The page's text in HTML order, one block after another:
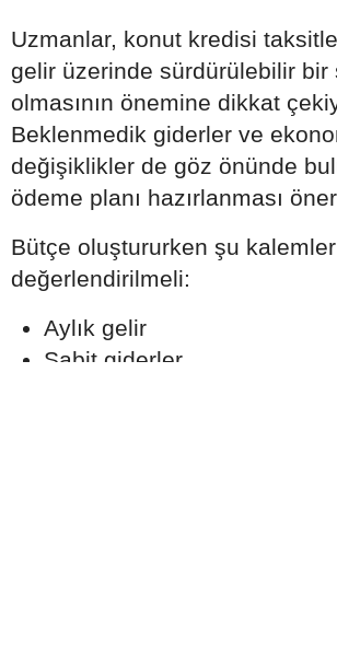
Uzmanlar, konut kredisi
gelir üzerinde sürdürülebilir bir
olmasının önemine dikkat
Beklenmedik giderler ve
değişiklikler de göz önünde
ödeme planı hazırlanması
Bütçe oluştururken şu
değerlendirilmeli:
Aylık gelir
Sabit giderler